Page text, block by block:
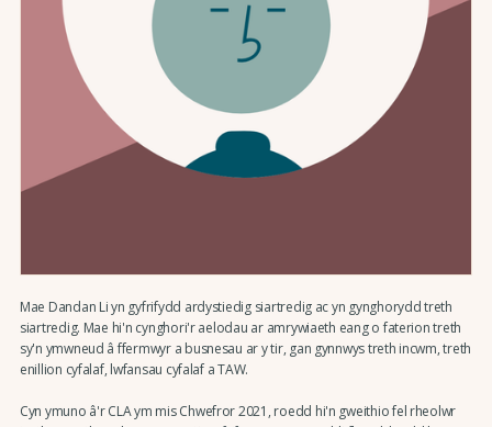
Mae Dandan Li yn gyfrifydd ardystiedig siartredig ac yn gynghorydd treth
siartredig. Mae hi'n cynghori'r aelodau ar amrywiaeth eang o faterion treth
sy'n ymwneud â ffermwyr a busnesau ar y tir, gan gynnwys treth incwm, treth
enillion cyfalaf, lwfansau cyfalaf a TAW.
Cyn ymuno â'r CLA ym mis Chwefror 2021, roedd hi'n gweithio fel rheolwr